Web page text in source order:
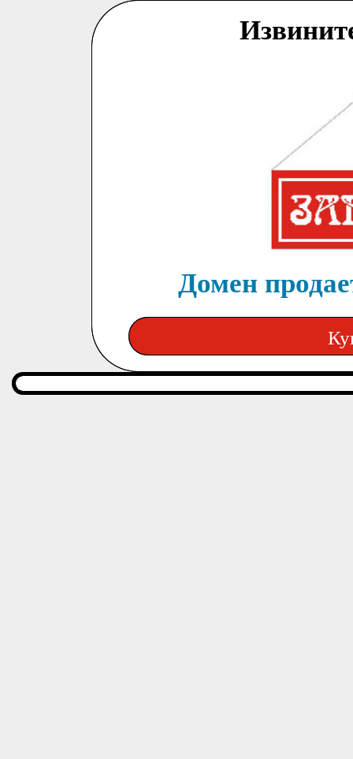
Домен